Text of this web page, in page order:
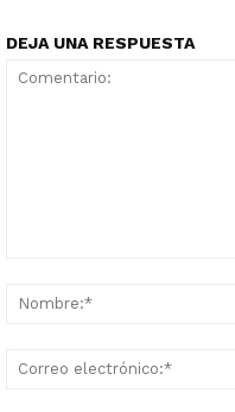
DEJA UNA RESPUESTA